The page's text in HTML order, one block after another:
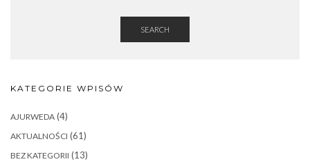
SEARCH
KATEGORIE WPISÓW
AJURWEDA (4)
AKTUALNOŚCI (61)
BEZ KATEGORII (13)